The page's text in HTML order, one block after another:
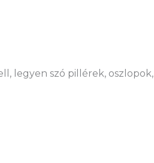
legyen szó pillérek, oszlopok,